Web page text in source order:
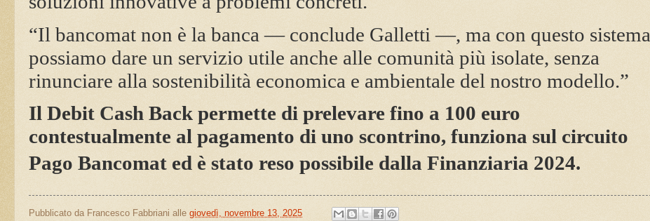
“Il bancomat non è la banca — conclude Galletti —, ma con questo sistema
possiamo dare un servizio utile anche alle comunità più isolate, senza
rinunciare alla sostenibilità economica e ambientale del nostro modello.”
Il Debit Cash Back permette di prelevare fino a 100 euro
contestualmente al pagamento di uno scontrino, funziona sul circuito
Pago Bancomat ed è stato reso possibile dalla Finanziaria 2024.
Pubblicato da Francesco Fabbriani alle giovedì, novembre 13, 2025